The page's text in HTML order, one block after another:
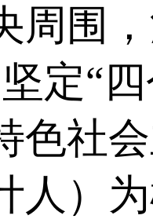
周围
定“
色社
人）